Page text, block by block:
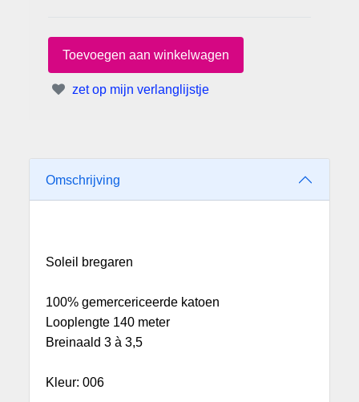
zet op mijn verlanglijstje
Omschrijving
Soleil bregaren
100% gemercericeerde katoen
Looplengte 140 meter
Breinaald 3 à 3,5
Kleur: 006